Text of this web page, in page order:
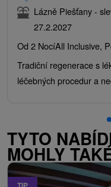
Lázně Piešťany -
27.2.2027
Od 2 NocíAll Inclusive,
Tradiční regenerace s
léčebných procedur a
TYTO
MOHLY